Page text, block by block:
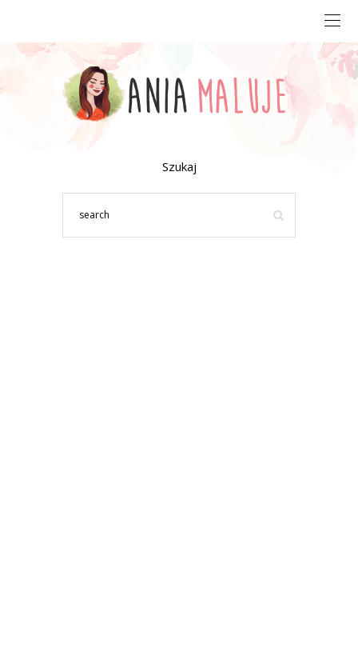
Szukaj